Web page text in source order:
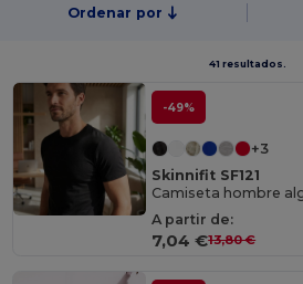
Ordenar por
41 resultados.
-49%
+3
Skinnifit SF121
Camiseta hombre
A partir de:
7,04 €13,80 €